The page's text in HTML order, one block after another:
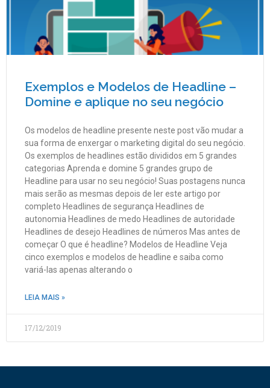
Exemplos e Modelos de Headline –
Domine e aplique no seu negócio
Os modelos de headline presente neste post vão mudar a
sua forma de enxergar o marketing digital do seu negócio.
Os exemplos de headlines estão divididos em 5 grandes
categorias Aprenda e domine 5 grandes grupo de
Headline para usar no seu negócio! Suas postagens nunca
mais serão as mesmas depois de ler este artigo por
completo Headlines de segurança Headlines de
autonomia Headlines de medo Headlines de autoridade
Headlines de desejo Headlines de números Mas antes de
começar O que é headline? Modelos de Headline Veja
cinco exemplos e modelos de headline e saiba como
variá-las apenas alterando o
LEIA MAIS »
17/12/2019